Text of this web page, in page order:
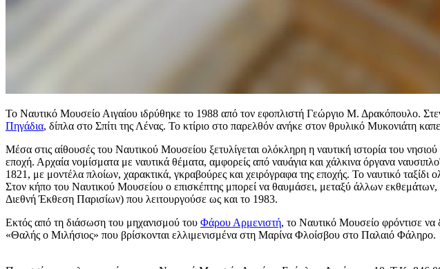
Το Ναυτικό Μουσείο Αιγαίου ιδρύθηκε το 1988 από τον εφοπλιστή Γεώργιο Μ. Δρακόπουλο.
Πηγάδια, δίπλα στο Σπίτι της Λένας. Το κτίριο στο παρελθόν ανήκε στον θρυλικό Μυκονιάτη
Μέσα στις αίθουσές του Ναυτικού Μουσείου ξετυλίγεται ολόκληρη η ναυτική ιστορία του νησιού
εποχή. Αρχαία νομίσματα με ναυτικά θέματα, αμφορείς από ναυάγια και χάλκινα όργανα
1821, με μοντέλα πλοίων, χαρακτικά, γκραβούρες και χειρόγραφα της εποχής. Το ναυτικό
Στον κήπο του Ναυτικού Μουσείου ο επισκέπτης μπορεί να θαυμάσει, μεταξύ άλλων εκθεμάτων,
Διεθνή Έκθεση Παρισίων) που λειτουργούσε ως και το 1983.
Εκτός από τη διάσωση του μηχανισμού του Φάρου Αρμενιστή, το Ναυτικό Μουσείο φρόντισε να
«Θαλής ο Μιλήσιος» που βρίσκονται ελλιμενισμένα στη Μαρίνα Φλοίσβου στο Παλαιό Φάληρο.